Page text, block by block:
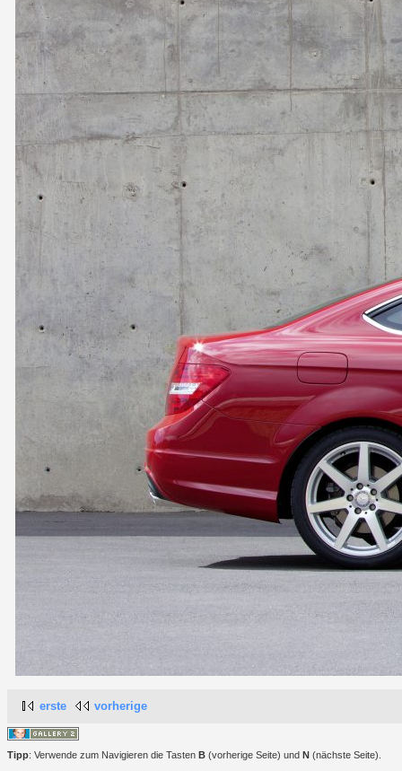
erste vorherige
Tipp: Verwende zum Navigieren die Tasten B (vorherige Seite) und N (nächste Seite).